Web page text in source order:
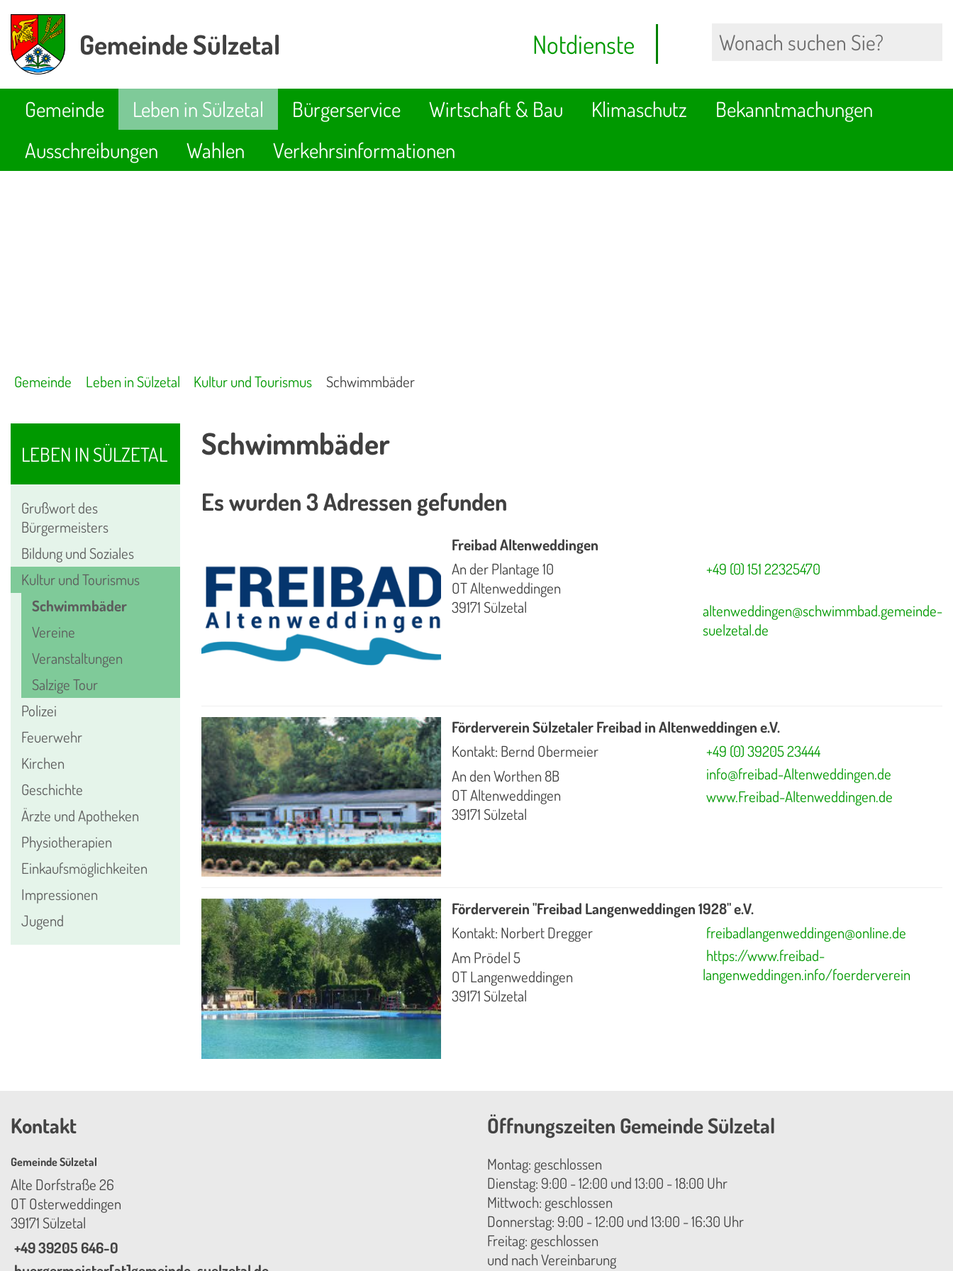
Gemeinde Sülzetal Notdienste
Gemeinde Leben in Sülzetal Bürgerservice Wirtschaft & Bau Klimaschutz
Bekanntmachungen
Ausschreibungen
Wahlen Verkehrsinformationen
Gemeinde Leben in Sülzetal Kultur und Tourismus Schwimmbäder
LEBEN IN SÜLZETAL
Grußwort des
Bürgermeisters
Bildung und Soziales
Kultur und Tourismus
Schwimmbäder
Vereine
Veranstaltungen
Salzige Tour
Polizei
Feuerwehr
Kirchen
Geschichte
Ärzte und Apotheken
Physiotherapien
Einkaufsmöglichkeiten
Impressionen
Jugend
Schwimmbäder
Es wurden 3 Adressen gefunden
Freibad Altenweddingen
An der Plantage 10
OT Altenweddingen
39171 Sülzetal
+49 (0) 151 22325470
altenweddingen@schwimmbad.gemeinde-
suelzetal.de
Förderverein Sülzetaler Freibad in Altenweddingen e.V.
Kontakt: Bernd Obermeier
An den Worthen 8B
OT Altenweddingen
39171 Sülzetal
+49 (0) 39205 23444
info@freibad-Altenweddingen.de
www.Freibad-Altenweddingen.de
Förderverein "Freibad Langenweddingen 1928" e.V.
Kontakt: Norbert Dregger
Am Prödel 5
OT Langenweddingen
39171 Sülzetal
freibadlangenweddingen@online.de
https://www.freibad-
langenweddingen.info/foerderverein
Kontakt
Gemeinde Sülzetal
Alte Dorfstraße 26
OT Osterweddingen
39171 Sülzetal
+49 39205 646-0
Öffnungszeiten Gemeinde Sülzetal
Montag: geschlossen
Dienstag: 9:00 - 12:00 und 13:00 - 18:00 Uhr
Mittwoch: geschlossen
Donnerstag: 9:00 - 12:00 und 13:00 - 16:30 Uhr
Freitag: geschlossen
und nach Vereinbarung